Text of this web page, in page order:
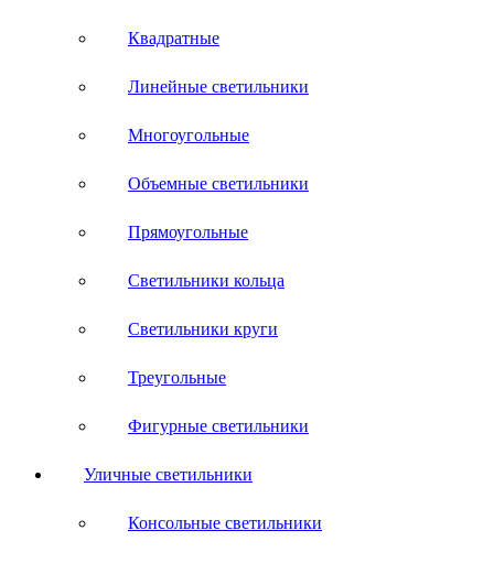
Квадратные
Линейные светильники
Многоугольные
Объемные светильники
Прямоугольные
Светильники кольца
Светильники круги
Треугольные
Фигурные светильники
Уличные светильники
Консольные светильники